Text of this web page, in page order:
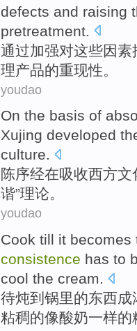
defects and raising
pretreatment
通过加强对这些因素
理产品的重现性。
youdao
On the basis of
Xujing developed
culture.
陈序经在吸收西方文
谐”理论。
youdao
Cook till it becomes
consistence has to
cool the cream.
待炖到锅里的东西成
粘稠的像酸奶一样的